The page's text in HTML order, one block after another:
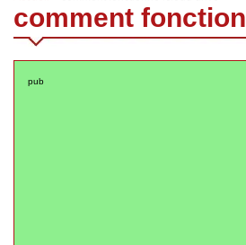
comment
pub